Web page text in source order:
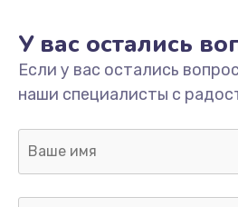
995 руб.
Заказать
Замена шлейфа
У вас остались
Если у вас остались
наши специалисты с